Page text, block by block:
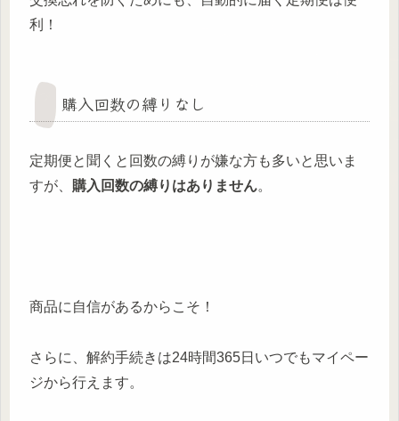
利！
購入回数の縛りなし
定期便と聞くと回数の縛りが嫌な方も多いと思いま
すが、 購入回数の縛りはありません。
商品に自信があるからこそ！
さらに、解約手続きは24時間365日いつでもマイペー
ジから行えます。